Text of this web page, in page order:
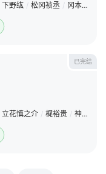
下野纮 / 松冈祯丞 / 冈本信彦
已完结
立花慎之介 / 梶裕贵 / 神谷浩史